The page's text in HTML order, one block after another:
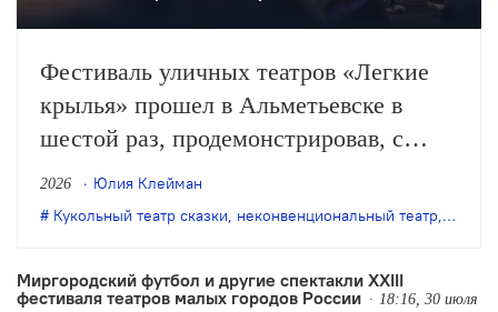
Фестиваль уличных театров «Легкие
крылья» прошел в Альметьевске в
шестой раз, продемонстрировав, с
одной стороны, особое качество
выращенной фестивалем аудитории, с
тренды.
2026
Юлия Клейман
Кукольный театр сказки, неконвенциональный театр, театр
Миргородский футбол и другие спектакли XXIII
фестиваля театров малых городов России
18:16, 30 июля